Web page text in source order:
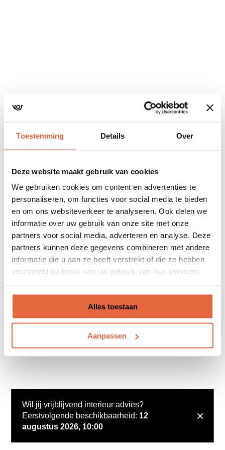
Toestemming Details Over
Deze website maakt gebruik van cookies
We gebruiken cookies om content en advertenties te
personaliseren, om functies voor social media te bieden
en om ons websiteverkeer te analyseren. Ook delen we
informatie over uw gebruik van onze site met onze
partners voor social media, adverteren en analyse. Deze
partners kunnen deze gegevens combineren met andere
informatie die u aan ze heeft verstrekt of die ze hebben
verzameld op basis van uw gebruik van hun services.
Alles toestaan
Aanpassen
Wil jij vrijblijvend interieur advies?
Eerstvolgende beschikbaarheid: 12
augustus 2026, 10:00
×